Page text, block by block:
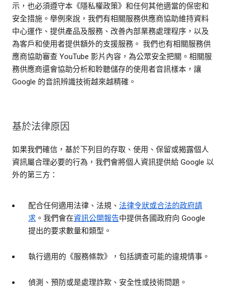
示，也必須遵守本《隱私權政策》和任何其他適當的保密和
安全措施。舉例來說，我們有相關服務供應商協助維持資料
中心運作、提供產品及服務、改善內部業務處理程序，以及
為客戶和使用者提供額外的支援服務。 我們也有相關服務供
應商協助審查 YouTube 影片內容，為公眾安全把關。相關服
務供應商還會協助分析和聆聽儲存的使用者音訊樣本，讓
Google 的音訊辨識技術越來越精確。
基於法律原因
如果我們確信，基於下列目的存取、使用、保留或揭露個人
資訊屬合理必要的行為，我們會將個人資訊提供給 Google 以
外的第三方：
配合任何適用法律、法規、 法律令狀或合法的政府請
求 。我們會在資訊公開報告中提供各國政府向 Google
提出的要求數量和類型。
執行適用的《服務條款》，包括調查可能的違規情事。
偵測、預防或是處理詐欺、安全性或技術問題。